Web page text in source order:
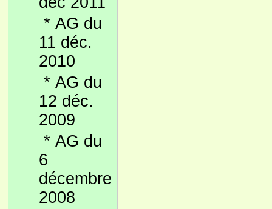
* AG du
11 déc.
2010
* AG du
12 déc.
2009
* AG du
6
décembre
2008